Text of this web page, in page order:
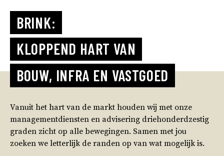
BRINK:
KLOPPEND HART VAN
BOUW, INFRA EN VASTGOED
Vanuit het hart van de markt houden wij met onze
managementdiensten en advisering driehonderdzestig
graden zicht op alle bewegingen. Samen met jou
zoeken we letterlijk de randen op van wat mogelijk is.